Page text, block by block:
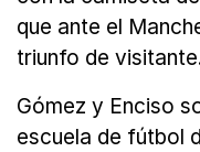
que ante el
triunfo de
Gómez y Enciso
escuela de fútbol